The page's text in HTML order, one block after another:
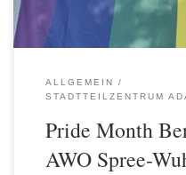
ALLGEMEIN
STADTTEILZENTRUM
Pride Month
AWO Spree-